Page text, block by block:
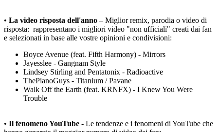
• La video risposta dell'anno – Miglior remix, parodia o video di
risposta: rappresentano i migliori video "non ufficiali" creati dai fan
e selezionati in base alle vostre opinioni e condivisioni:
Boyce Avenue (feat. Fifth Harmony) - Mirrors
Jayesslee - Gangnam Style
Lindsey Stirling and Pentatonix - Radioactive
ThePianoGuys - Titanium / Pavane
Walk Off the Earth (feat. KRNFX) - I Knew You Were
Trouble
• Il fenomeno YouTube - Le tendenze e i fenomeni di YouTube che